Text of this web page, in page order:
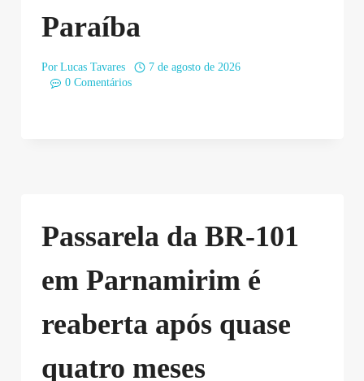
Paraíba
Por Lucas Tavares
7 de agosto de 2026
0 Comentários
Passarela da BR-101
em Parnamirim é
reaberta após quase
quatro meses